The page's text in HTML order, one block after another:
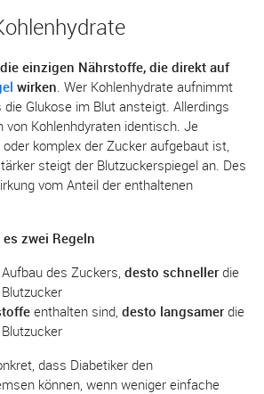
einzigen Nährstoffe, die direkt auf
wirken. Wer Kohlenhydrate aufnimmt
Glukose im Blut ansteigt. Allerdings
von Kohlenhdyraten identisch. Je
komplex der Zucker aufgebaut ist,
steigt der Blutzuckerspiegel an. Des
vom Anteil der enthaltenen
zwei Regeln
des Zuckers, desto schneller die
enthalten sind, desto langsamer die
dass Diabetiker den
können, wenn weniger einfache